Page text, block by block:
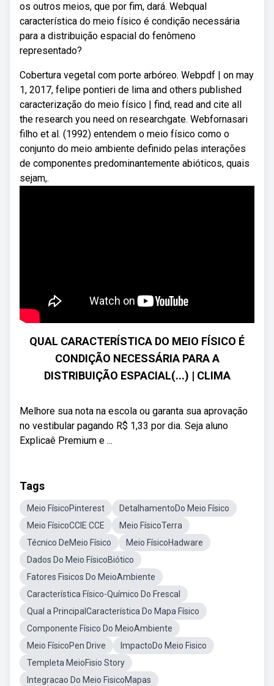
os outros meios, que por fim, dará. Webqual
característica do meio físico é condição necessária
para a distribuição espacial do fenômeno
representado?
Cobertura vegetal com porte arbóreo. Webpdf | on may
1, 2017, felipe pontieri de lima and others published
caracterização do meio físico | find, read and cite all
the research you need on researchgate. Webfornasari
filho et al. (1992) entendem o meio físico como o
conjunto do meio ambiente definido pelas interações
de componentes predominantemente abióticos, quais
sejam,.
QUAL CARACTERÍSTICA DO MEIO FÍSICO É
CONDIÇÃO NECESSÁRIA PARA A
DISTRIBUIÇÃO ESPACIAL(...) | CLIMA
Melhore sua nota na escola ou garanta sua aprovação
no vestibular pagando R$ 1,33 por dia. Seja aluno
Explicaê Premium e ...
Tags
Meio FísicoPinterest
DetalhamentoDo Meio Físico
Meio FísicoCCIE CCE
Meio FísicoTerra
Técnico DeMeio Físico
Meio FísicoHadware
Dados Do Meio FísicoBiótico
Fatores Fisicos Do MeioAmbiente
Característica Físico-Químico Do Frescal
Qual a PrincipalCaracterística Do Mapa Físico
Componente Físico Do MeioAmbiente
Meio FísicoPen Drive
ImpactoDo Meio Fisico
Templeta MeioFisio Story
Integracao Do Meio FisicoMapas